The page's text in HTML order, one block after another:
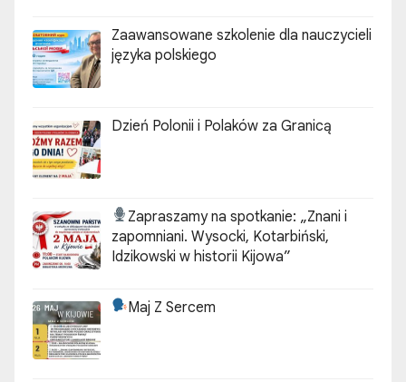
Zaawansowane szkolenie dla nauczycieli
języka polskiego
Dzień Polonii i Polaków za Granicą
Zapraszamy na spotkanie: „Znani i
zapomniani. Wysocki, Kotarbiński,
Idzikowski w historii Kijowa”
Maj Z Sercem